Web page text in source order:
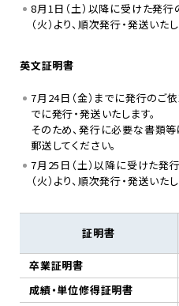
8月1日（土）以降に受けた発
（火）より、順次発行・発送いたし
英文証明書
7月24日（金）までに発行のご
でに発行・発送いたします。
そのため、発行に必要な書類等
郵送してください。
7月25日（土）以降に受けた発
（火）より、順次発行・発送いたし
証明書
卒業証明書
成績・単位修得証明書